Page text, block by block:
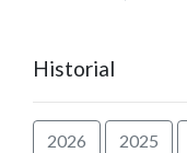
Historial
2026 2025